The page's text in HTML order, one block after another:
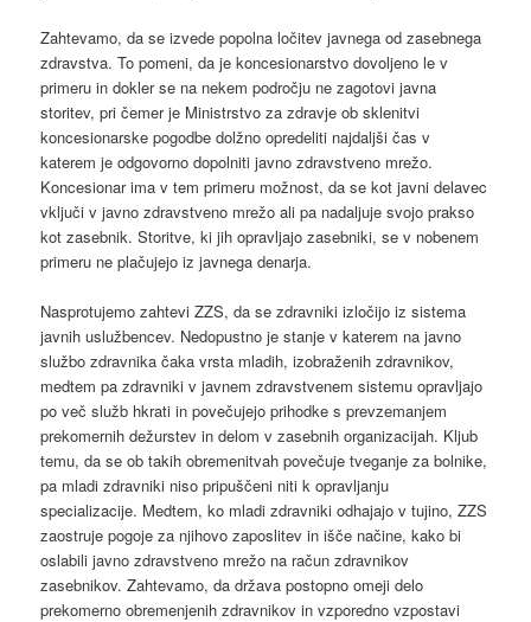
Zahtevamo, da se izvede popolna ločitev javnega od zasebnega
zdravstva. To pomeni, da je koncesionarstvo dovoljeno le v
primeru in dokler se na nekem področju ne zagotovi javna
storitev, pri čemer je Ministrstvo za zdravje ob sklenitvi
koncesionarske pogodbe dolžno opredeliti najdaljši čas v
katerem je odgovorno dopolniti javno zdravstveno mrežo.
Koncesionar ima v tem primeru možnost, da se kot javni delavec
vključi v javno zdravstveno mrežo ali pa nadaljuje svojo prakso
kot zasebnik. Storitve, ki jih opravljajo zasebniki, se v nobenem
primeru ne plačujejo iz javnega denarja.
Nasprotujemo zahtevi ZZS, da se zdravniki izločijo iz sistema
javnih uslužbencev. Nedopustno je stanje v katerem na javno
službo zdravnika čaka vrsta mladih, izobraženih zdravnikov,
medtem pa zdravniki v javnem zdravstvenem sistemu opravljajo
po več služb hkrati in povečujejo prihodke s prevzemanjem
prekomernih dežurstev in delom v zasebnih organizacijah. Kljub
temu, da se ob takih obremenitvah povečuje tveganje za bolnike,
pa mladi zdravniki niso pripuščeni niti k opravljanju
specializacije. Medtem, ko mladi zdravniki odhajajo v tujino, ZZS
zaostruje pogoje za njihovo zaposlitev in išče načine, kako bi
oslabili javno zdravstveno mrežo na račun zdravnikov
zasebnikov. Zahtevamo, da država postopno omeji delo
prekomerno obremenjenih zdravnikov in vzporedno vzpostavi